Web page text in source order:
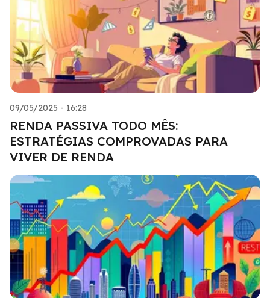
09/05/2025 - 16:28
RENDA PASSIVA TODO MÊS:
ESTRATÉGIAS COMPROVADAS PARA
VIVER DE RENDA